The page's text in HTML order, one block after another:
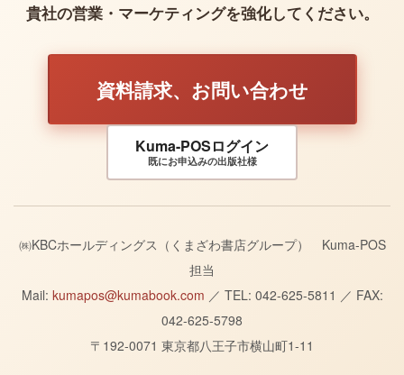
貴社の営業・マーケティングを強化してください。
資料請求、お問い合わせ
Kuma-POSログイン
既にお申込みの出版社様
㈱KBCホールディングス（くまざわ書店グループ） Kuma-POS
担当
Mail: kumapos@kumabook.com ／ TEL: 042-625-5811 ／ FAX:
042-625-5798
〒192-0071 東京都八王子市横山町1-11